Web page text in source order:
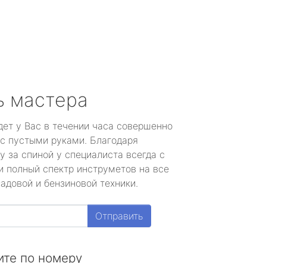
мастера
у Вас в течении часа совершенно
пустыми руками. Благодаря
за спиной у специалиста всегда с
полный спектр инструметов на все
и бензиновой техники.
Отправить
по номеру